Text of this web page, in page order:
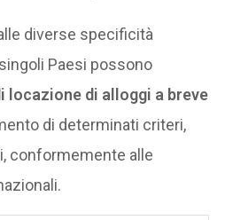
diverse specificità
Paesi possono
locazione di alloggi a breve
di determinati criteri,
conformemente alle